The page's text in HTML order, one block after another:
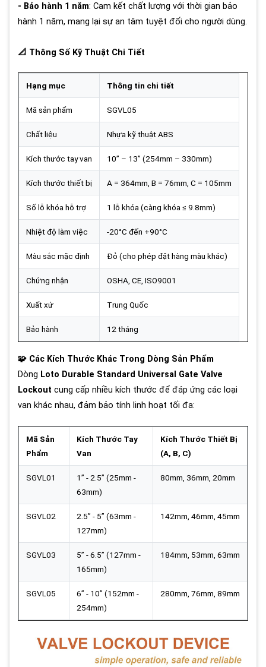
- Bảo hành 1 năm: Cam kết chất lượng với thời gian bảo
hành 1 năm, mang lại sự an tâm tuyệt đối cho người dùng.
📐 Thông Số Kỹ Thuật Chi Tiết
Hạng mục Thông tin chi tiết
Mã sản phẩm SGVL05
Chất liệu Nhựa kỹ thuật ABS
Kích thước tay van 10” – 13” (254mm – 330mm)
Kích thước thiết bị A = 364mm, B = 76mm, C = 105mm
Số lỗ khóa hỗ trợ 1 lỗ khóa (càng khóa ≤ 9.8mm)
Nhiệt độ làm việc -20°C đến +90°C
Màu sắc mặc định Đỏ (cho phép đặt hàng màu khác)
Chứng nhận OSHA, CE, ISO9001
Xuất xứ Trung Quốc
Bảo hành 12 tháng
🧩 Các Kích Thước Khác Trong Dòng Sản Phẩm
Dòng Loto Durable Standard Universal Gate Valve
Lockout cung cấp nhiều kích thước để đáp ứng các loại
van khác nhau, đảm bảo tính linh hoạt tối đa:
Mã Sản
Phẩm
Kích Thước Tay
Van
Kích Thước Thiết Bị
(A, B, C)
SGVL01
1” - 2.5” (25mm -
63mm)
80mm, 36mm, 20mm
SGVL02
2.5” - 5” (63mm -
127mm)
142mm, 46mm, 45mm
SGVL03
5” - 6.5” (127mm -
165mm)
184mm, 53mm, 63mm
SGVL05
6” - 10” (152mm -
254mm)
280mm, 76mm, 89mm